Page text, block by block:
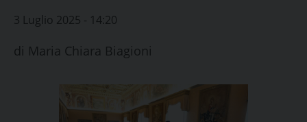
3 Luglio 2025 - 14:20
di Maria Chiara Biagioni